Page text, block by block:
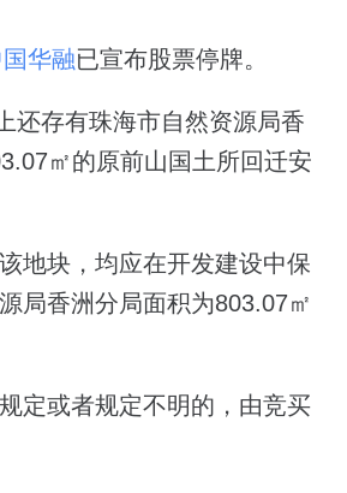
华融已宣布股票停牌。
还存有珠海市自然资源局香
㎡的原前山国土所回迁安
地块，均应在开发建设中保
局香洲分局面积为803.07㎡
定或者规定不明的，由竞买